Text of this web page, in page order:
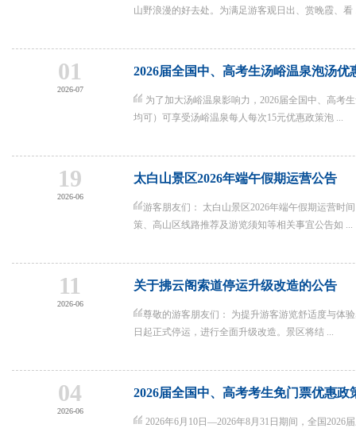
山野浪漫的好去处。为满足游客观日出、赏晚霞、看
01
2026-07
2026届全国中、高考生汤峪温泉泡汤优
为了加大汤峪温泉影响力，2026届全国中、高考
均可）可享受汤峪温泉每人每次15元优惠政策泡 ...
19
2026-06
太白山景区2026年端午假期运营公告
游客朋友们： 太白山景区2026年端午假期运营时
策、高山区线路推荐及游览须知等相关事宜公告如 ...
11
2026-06
关于拂云阁索道停运升级改造的公告
尊敬的游客朋友们： 为提升游客游览舒适度与体
日起正式停运，进行全面升级改造。景区将结 ...
04
2026-06
2026届全国中、高考考生免门票优惠政
2026年6月10日—2026年8月31日期间，全国2026